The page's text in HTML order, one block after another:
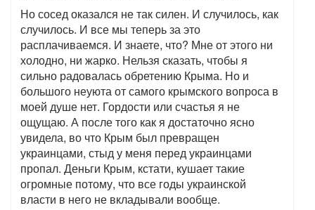
Но сосед оказался не так силен. И случилось, как
случилось. И все мы теперь за это
расплачиваемся. И знаете, что? Мне от этого ни
холодно, ни жарко. Нельзя сказать, чтобы я
сильно радовалась обретению Крыма. Но и
большого неуюта от самого крымского вопроса в
моей душе нет. Гордости или счастья я не
ощущаю. А после того как я достаточно ясно
увидела, во что Крым был превращен
украинцами, стыд у меня перед украинцами
пропал. Деньги Крым, кстати, кушает такие
огромные потому, что все годы украинской
власти в него не вкладывали вообще.